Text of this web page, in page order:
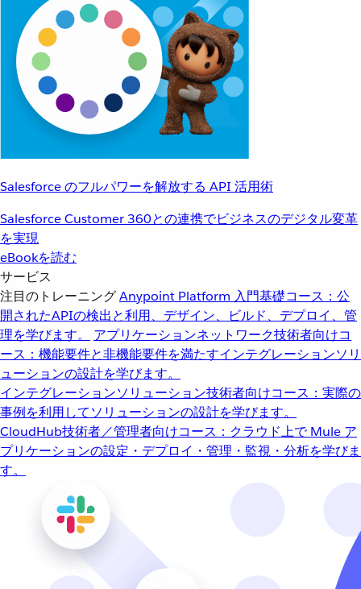
Salesforce のフルパワーを解放する API 活用術
Salesforce Customer 360との連携でビジネスのデジタル変革
を実現
eBookを読む
サービス
注目のトレーニングAnypoint Platform 入門基礎コース：公
開されたAPIの検出と利用、デザイン、ビルド、デプロイ、管
理を学びます。
アプリケーションネットワーク技術者向けコ
ース：機能要件と非機能要件を満たすインテグレーションソリ
ューションの設計を学びます。
インテグレーションソリューション技術者向けコース：実際の
事例を利用してソリューションの設計を学びます。
CloudHub技術者／管理者向けコース：クラウド上で Mule ア
プリケーションの設定・デプロイ・管理・監視・分析を学びま
す。